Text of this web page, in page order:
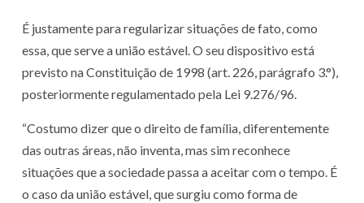
É justamente para regularizar situações de fato, como
essa, que serve a união estável. O seu dispositivo está
previsto na Constituição de 1998 (art. 226, parágrafo 3.°),
posteriormente regulamentado pela Lei 9.276/96.
“Costumo dizer que o direito de família, diferentemente
das outras áreas, não inventa, mas sim reconhece
situações que a sociedade passa a aceitar com o tempo. É
o caso da união estável, que surgiu como forma de